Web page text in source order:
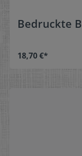
Bedruckte
18,70 €*